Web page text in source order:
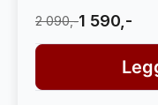
2 090,-1 590,-